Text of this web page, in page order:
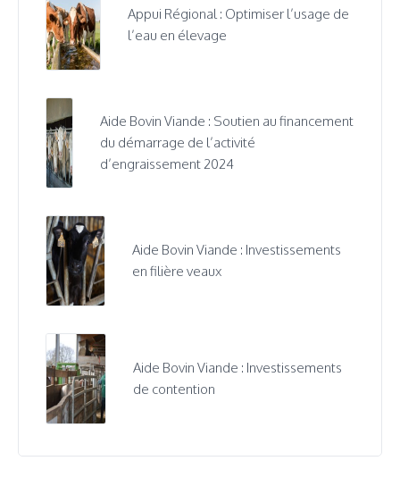
Appui Régional : Optimiser l’usage de
l’eau en élevage
Aide Bovin Viande : Soutien au financement
du démarrage de l’activité
d’engraissement 2024
Aide Bovin Viande : Investissements
en filière veaux
Aide Bovin Viande : Investissements
de contention